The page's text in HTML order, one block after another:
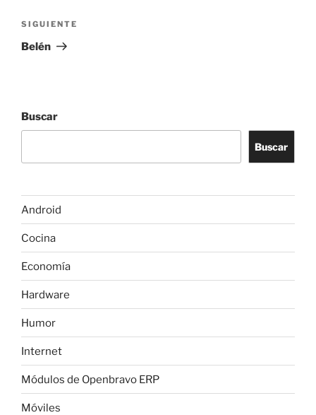
Siguiente
entrada
SIGUIENTE
Belén
Buscar
Buscar
Android
Cocina
Economía
Hardware
Humor
Internet
Módulos de Openbravo ERP
Móviles